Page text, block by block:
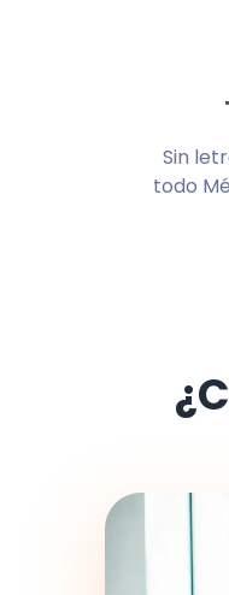
Sin
todo